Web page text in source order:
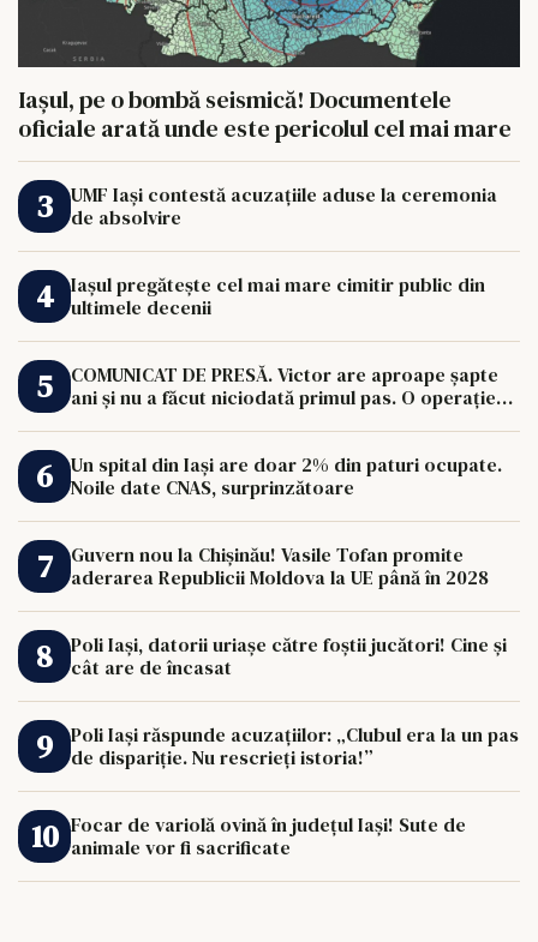
Iașul, pe o bombă seismică! Documentele
oficiale arată unde este pericolul cel mai mare
UMF Iași contestă acuzațiile aduse la ceremonia
de absolvire
Iașul pregătește cel mai mare cimitir public din
ultimele decenii
COMUNICAT DE PRESĂ. Victor are aproape șapte
ani și nu a făcut niciodată primul pas. O operație
Un spital din Iași are doar 2% din paturi ocupate.
Noile date CNAS, surprinzătoare
Guvern nou la Chișinău! Vasile Tofan promite
aderarea Republicii Moldova la UE până în 2028
Poli Iași, datorii uriașe către foștii jucători! Cine și
cât are de încasat
Poli Iași răspunde acuzațiilor: „Clubul era la un pas
de dispariție. Nu rescrieți istoria!”
Focar de variolă ovină în județul Iași! Sute de
animale vor fi sacrificate